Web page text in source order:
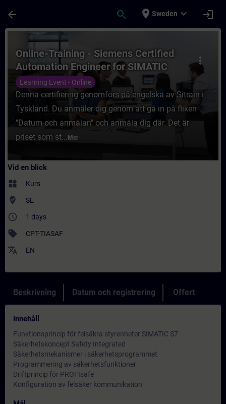
arrow_back search place Sweden expand_more login
Kurs - Online-Training - Siemens
more_vert
Online-Training - Siemens Certified
Automation Engineer for SIMATIC
Safety – Configuration and
Programming
Learning Event - Online
Denna certifiering genomförs på engelska av Sitrain i
Tyskland. Du anmäler dig genom att gå in på fliken
"Datum och anmälan" och anmäla dig där. Det är
priset som st... Mer
Vid en blick
widgets Kurs
where_to_vote SE
access_time 1 days
sell CPT-TIASAF
translate EN
Beskrivning Datum och registrering Offert
Innehåll
Funktionsprincip för felsäkra styrenheter SIMATIC S7
Säkerhetskoncept Safety Integrated
Säkerhetsmekanismer i säkerhetsprogrammet
Programmering av säkerhetsfunktioner
Driftprincip för PROFIsafe
Konfiguration av felsäker kommunikation